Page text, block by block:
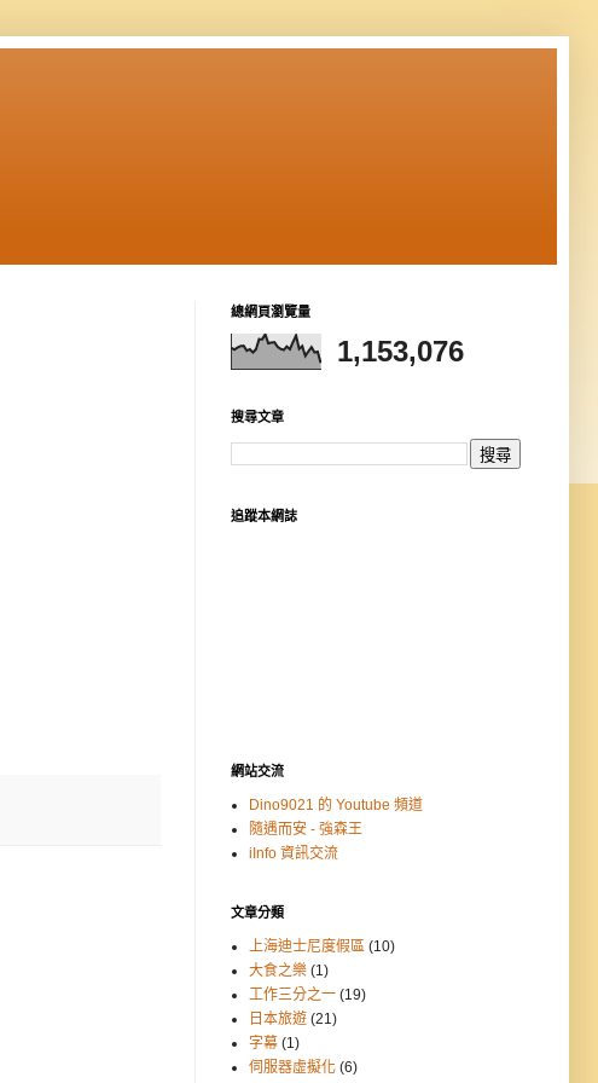
總網頁瀏覽量
1,153,076
搜尋文章
追蹤本網誌
網站交流
Dino9021 的 Youtube 頻道
隨遇而安 - 強森王
iInfo 資訊交流
文章分類
上海迪士尼度假區 (10)
大食之樂 (1)
工作三分之一 (19)
日本旅遊 (21)
字幕 (1)
伺服器虛擬化 (6)